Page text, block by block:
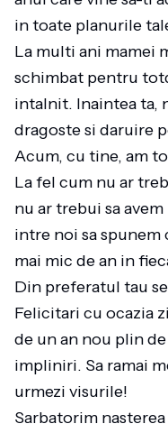
in toate planurile
La multi ani mamei
schimbat pentru
intalnit. Inaintea ta,
dragoste si daruire
Acum, cu tine, am
La fel cum nu ar
nu ar trebui sa
intre noi sa
mai mic de an in
Din preferatul tau
Felicitari cu ocazia
de un an nou plin
impliniri. Sa ramai
urmezi visurile!
Sarbatorim